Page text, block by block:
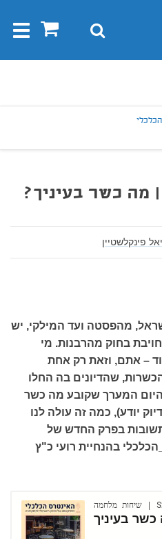
0 חיפוש
מה כשר בעיניך?
פינקלשטיין
בישראל, מהפסטה ועד המילקי, יש
בחוק מהרבנות. מי
– אתם, וזאת רק אחת
שהדיונים בה החלו
היום המערך שקובע מה כשר
יודע), כמה זה עולה לנו
בפרק החדש של
בהנחיית רועי כ"ץ